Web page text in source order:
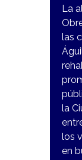
La
las
la
los
en